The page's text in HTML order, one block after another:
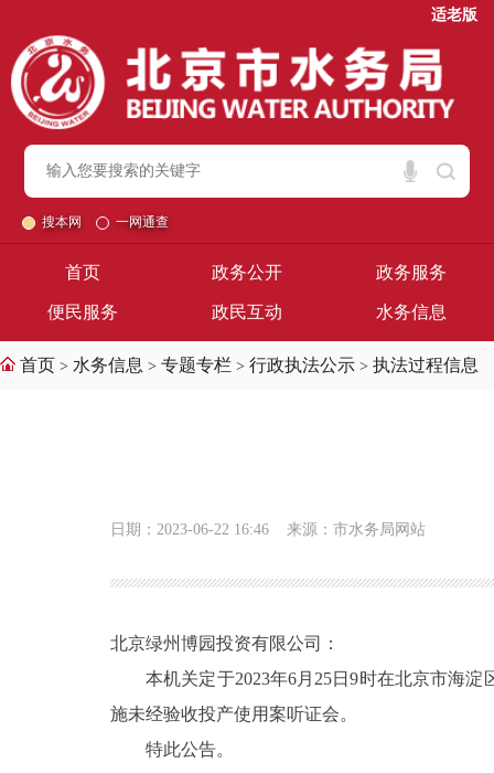
适老版
搜本网 一网通查
首页 政务公开 政务服务
便民服务 政民互动 水务信息
首页 > 水务信息 > 专题专栏 > 行政执法公示 > 执法过程信息
日期：2023-06-22 16:46 来源：市水务局网站
北京绿州博园投资有限公司：
本机关定于2023年6月25日9时在北京市海
施未经验收投产使用案听证会。
特此公告。